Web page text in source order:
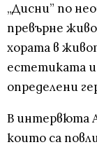
„Дисни” по
превърне
хората в
естетиката
определени
В интервюта
които са